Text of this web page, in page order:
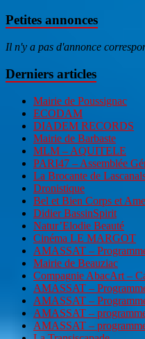
Petites annonces
Il n'y a pas d'annonce
Derniers articles
Mairie de Poussignac
ECODAM
DIADEM RECORDS
Mairie de Barbaste
MLM – AQUITELE
PARI47 – Assemblée
La Brocante de
Dronistique
Bel et Bien Corps et Ame
Didier BassinSpirit
Natur’Elodie Beauté
Cinéma LE MARGOT
AMASSAT –
Mairie de Beauziac
Compagnie AbacArt –
AMASSAT –
AMASSAT –
AMASSAT –
AMASSAT –